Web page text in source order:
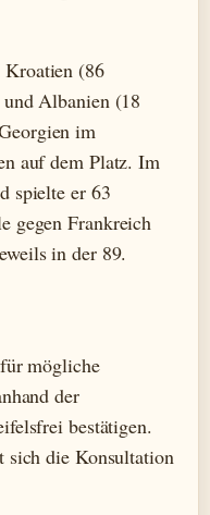
Kroatien (86
Albanien (18
im
auf dem Platz. Im
spielte er 63
gegen Frankreich
in der 89.
mögliche
der
bestätigen.
sich die Konsultation